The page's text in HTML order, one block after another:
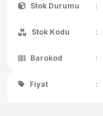
Stok Durumu :
Stok Kodu :
Barokod :
Fiyat :